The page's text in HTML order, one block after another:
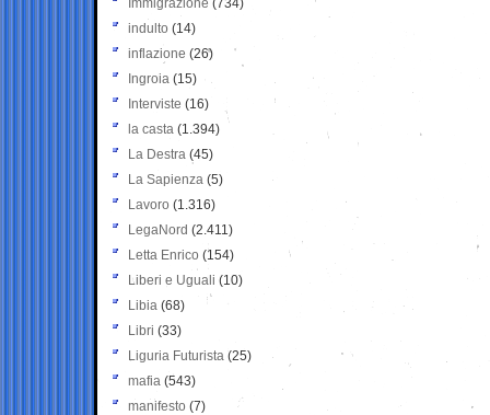
Immigrazione (734)
indulto (14)
inflazione (26)
Ingroia (15)
Interviste (16)
la casta (1.394)
La Destra (45)
La Sapienza (5)
Lavoro (1.316)
LegaNord (2.411)
Letta Enrico (154)
Liberi e Uguali (10)
Libia (68)
Libri (33)
Liguria Futurista (25)
mafia (543)
manifesto (7)